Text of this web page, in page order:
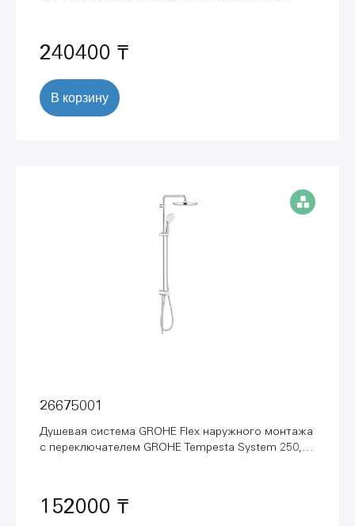
240400 ₸
В корзину
26675001
Душевая система GROHE Flex наружного монтажа
с переключателем GROHE Tempesta System 250,
152000 ₸